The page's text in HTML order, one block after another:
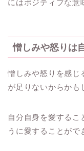
にはポジティブな意
憎しみや怒りは
憎しみや怒りを感じ
が足りないからかも
自分自身を愛するこ
うに愛することがで